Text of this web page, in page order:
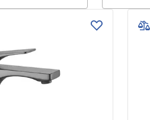
badwanden